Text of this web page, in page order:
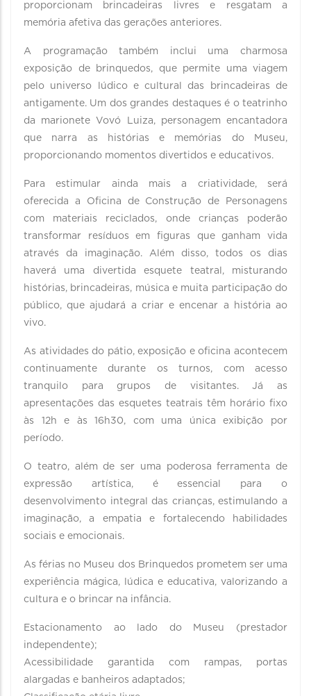
proporcionam brincadeiras livres e resgatam a
memória afetiva das gerações anteriores.
A programação também inclui uma charmosa
exposição de brinquedos, que permite uma viagem
pelo universo lúdico e cultural das brincadeiras de
antigamente. Um dos grandes destaques é o teatrinho
da marionete Vovó Luiza, personagem encantadora
que narra as histórias e memórias do Museu,
proporcionando momentos divertidos e educativos.
Para estimular ainda mais a criatividade, será
oferecida a Oficina de Construção de Personagens
com materiais reciclados, onde crianças poderão
transformar resíduos em figuras que ganham vida
através da imaginação. Além disso, todos os dias
haverá uma divertida esquete teatral, misturando
histórias, brincadeiras, música e muita participação do
público, que ajudará a criar e encenar a história ao
vivo.
As atividades do pátio, exposição e oficina acontecem
continuamente durante os turnos, com acesso
tranquilo para grupos de visitantes. Já as
apresentações das esquetes teatrais têm horário fixo
às 12h e às 16h30, com uma única exibição por
período.
O teatro, além de ser uma poderosa ferramenta de
expressão artística, é essencial para o
desenvolvimento integral das crianças, estimulando a
imaginação, a empatia e fortalecendo habilidades
sociais e emocionais.
As férias no Museu dos Brinquedos prometem ser uma
experiência mágica, lúdica e educativa, valorizando a
cultura e o brincar na infância.
Estacionamento ao lado do Museu (prestador
independente);
Acessibilidade garantida com rampas, portas
alargadas e banheiros adaptados;